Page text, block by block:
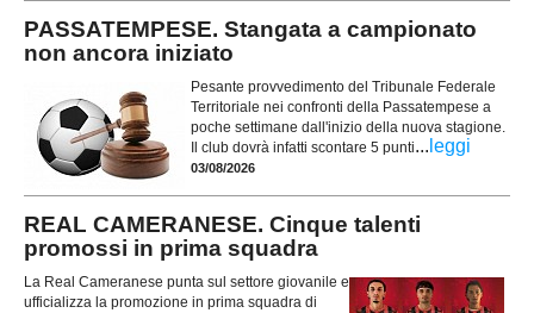
PASSATEMPESE. Stangata a campionato
non ancora iniziato
Pesante provvedimento del Tribunale Federale
Territoriale nei confronti della Passatempese a
poche settimane dall'inizio della nuova stagione.
Il club dovrà infatti scontare 5 punti... leggi
03/08/2026
REAL CAMERANESE. Cinque talenti
promossi in prima squadra
La Real Cameranese punta sul settore giovanile e
ufficializza la promozione in prima squadra di